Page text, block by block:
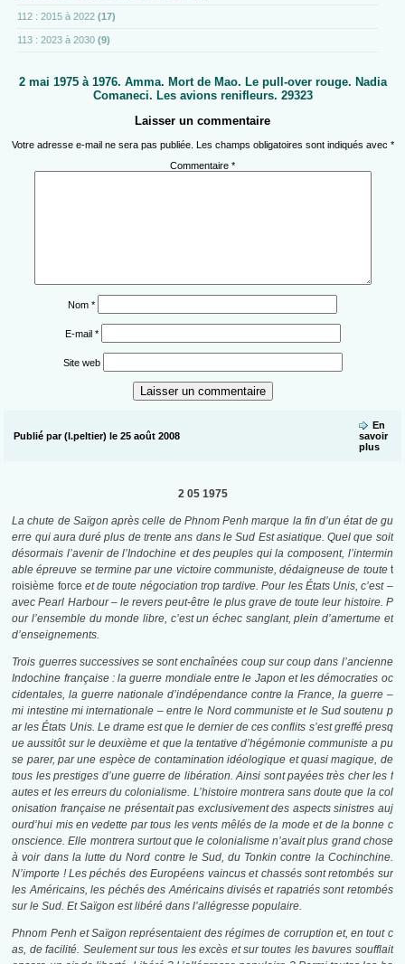
112 : 2015 à 2022 (17)
113 : 2023 à 2030 (9)
2 mai 1975 à 1976. Amma. Mort de Mao. Le pull-over rouge. Nadia
Comaneci. Les avions renifleurs. 29323
Laisser un commentaire
Votre adresse e-mail ne sera pas publiée. Les champs obligatoires sont indiqués avec *
Commentaire *
Nom *
E-mail *
Site web
Publié par (l.peltier) le 25 août 2008
En
savoir
plus
2 05 1975
La chute de Saïgon après celle de Phnom Penh marque la fin d’un état de gu
erre qui aura duré plus de trente ans dans le Sud Est asiatique. Quel que soit
désormais l’avenir de l’Indochine et des peuples qui la composent, l’intermin
able épreuve se termine par une victoire communiste, dédaigneuse de toute t
roisième force et de toute négociation trop tardive. Pour les États Unis, c’est –
avec Pearl Harbour – le revers peut-être le plus grave de toute leur histoire. P
our l’ensemble du monde libre, c’est un échec sanglant, plein d’amertume et
d’enseignements.
Trois guerres successives se sont enchaînées coup sur coup dans l’ancienne
Indochine française : la guerre mondiale entre le Japon et les démocraties oc
cidentales, la guerre nationale d’indépendance contre la France, la guerre –
mi intestine mi internationale – entre le Nord communiste et le Sud soutenu p
ar les États Unis. Le drame est que le dernier de ces conflits s’est greffé presq
ue aussitôt sur ledeuxième et que la tentative d’hégémonie communiste a pu
se parer, par une espèce de contamination idéologique et quasi magique, de
tous les prestiges d’une guerre de libération. Ainsi sont payées très cher les f
autes et les erreurs du colonialisme. L’histoire montrera sans doute que la col
onisation française ne présentait pas exclusivement des aspects sinistres auj
ourd’hui mis en vedette par tous les vents mêlés de la mode et de la bonne c
onscience. Elle montrera surtout que le colonialisme n’avait plus grand chose
à voir dans la lutte du Nord contre le Sud, du Tonkin contre la Cochinchine.
N’importe ! Les péchés des Européens vaincus et chassés sont retombés sur
les Américains, les péchés des Américains divisés et rapatriés sont retombés
sur le Sud. Et Saïgon est libéré dans l’allégresse populaire.
Phnom Penh et Saïgon représentaient des régimes de corruption et, en tout c
as, de facilité. Seulement sur tous les excès et sur toutes les bavures soufflait